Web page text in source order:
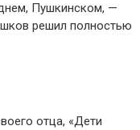
Пушкинском, —
решил полностью
отца, «Дети